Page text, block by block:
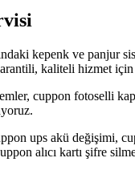
kepenk ve panjur
kaliteli hizmet için
cuppon fotoselli
ups akü değişimi,
alıcı kartı şifre